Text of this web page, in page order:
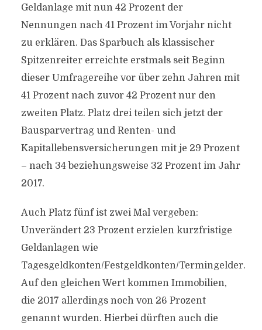
Geldanlage mit nun 42 Prozent der
Nennungen nach 41 Prozent im Vorjahr nicht
zu erklären. Das Sparbuch als klassischer
Spitzenreiter erreichte erstmals seit Beginn
dieser Umfragereihe vor über zehn Jahren mit
41 Prozent nach zuvor 42 Prozent nur den
zweiten Platz. Platz drei teilen sich jetzt der
Bausparvertrag und Renten- und
Kapitallebensversicherungen mit je 29 Prozent
– nach 34 beziehungsweise 32 Prozent im Jahr
2017.
Auch Platz fünf ist zwei Mal vergeben:
Unverändert 23 Prozent erzielen kurzfristige
Geldanlagen wie
Tagesgeldkonten/Festgeldkonten/Termingelder.
Auf den gleichen Wert kommen Immobilien,
die 2017 allerdings noch von 26 Prozent
genannt wurden. Hierbei dürften auch die